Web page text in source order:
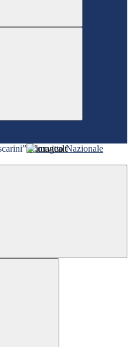
Convitto Nazionale